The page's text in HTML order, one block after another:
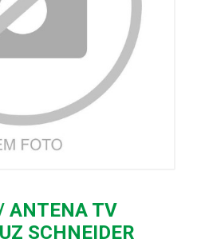
ANTENA TV
SCHNEIDER